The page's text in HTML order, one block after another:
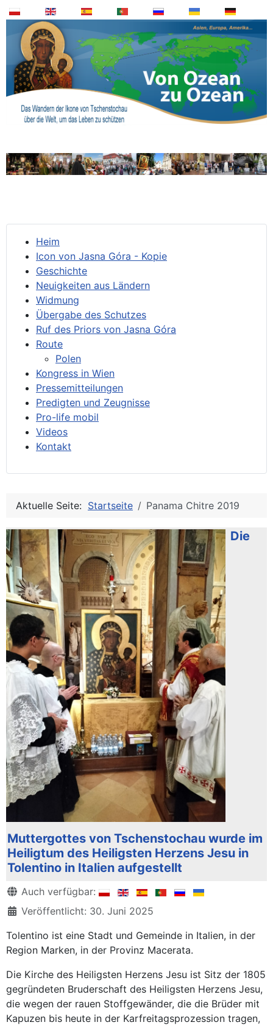
Heim
Icon von Jasna Góra - Kopie
Geschichte
Neuigkeiten aus Ländern
Widmung
Übergabe des Schutzes
Ruf des Priors von Jasna Góra
Route
Polen
Kongress in Wien
Pressemitteilungen
Predigten und Zeugnisse
Pro-life mobil
Videos
Kontakt
Aktuelle Seite: Startseite Panama Chitre 2019
Die
Muttergottes von Tschenstochau wurde im
Heiligtum des Heiligsten Herzens Jesu in
Tolentino in Italien aufgestellt
DetailsAuch verfügbar:
Veröffentlicht: 30. Juni 2025
Tolentino ist eine Stadt und Gemeinde in Italien, in der
Region Marken, in der Provinz Macerata.
Die Kirche des Heiligsten Herzens Jesu ist Sitz der 1805
gegründeten Bruderschaft des Heiligsten Herzens Jesu,
die wegen der rauen Stoffgewänder, die die Brüder mit
Kapuzen bis heute in der Karfreitagsprozession tragen,